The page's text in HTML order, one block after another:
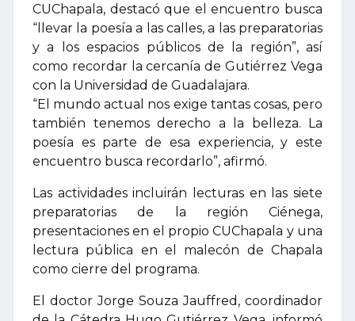
CUChapala, destacó que el encuentro busca
“llevar la poesía a las calles, a las preparatorias
y a los espacios públicos de la región”, así
como recordar la cercanía de Gutiérrez Vega
con la Universidad de Guadalajara.
“El mundo actual nos exige tantas cosas, pero
también tenemos derecho a la belleza. La
poesía es parte de esa experiencia, y este
encuentro busca recordarlo”, afirmó.
Las actividades incluirán lecturas en las siete
preparatorias de la región Ciénega,
presentaciones en el propio CUChapala y una
lectura pública en el malecón de Chapala
como cierre del programa.
El doctor Jorge Souza Jauffred, coordinador